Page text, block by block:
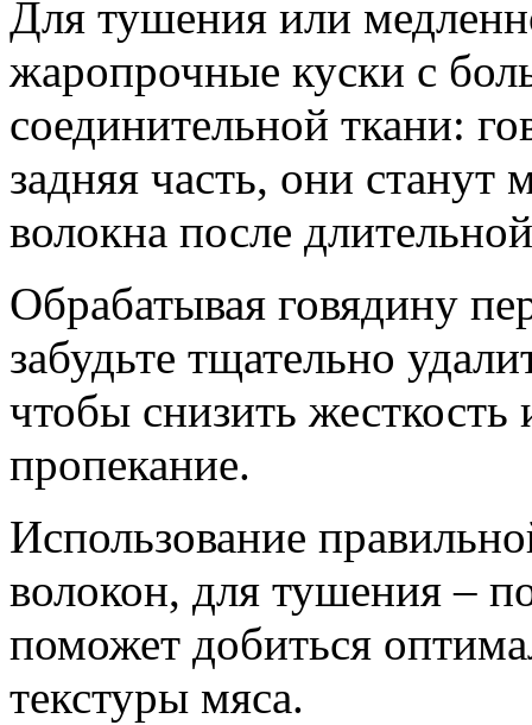
Для тушения или
жаропрочные куски с
соединительной ткани:
задняя часть, они станут
волокна после
Обрабатывая говядину
забудьте тщательно
чтобы снизить
пропекание.
Использование
волокон, для тушения –
поможет добиться
текстуры мяса.